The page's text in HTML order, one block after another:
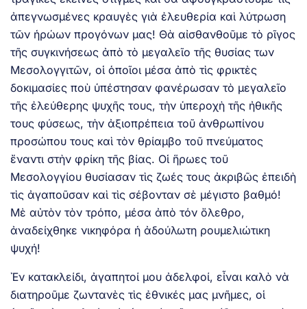
ἀπεγνωσμένες κραυγὲς γιὰ ἐλευθερία καὶ λύτρωση
τῶν ἡρώων προγόνων μας! Θὰ αἰσθανθοῦμε τὸ ρῖγος
τῆς συγκινήσεως ἀπὸ τὸ μεγαλεῖο τῆς θυσίας των
Μεσολογγιτῶν, οἱ ὁποῖοι μέσα ἀπὸ τὶς φρικτὲς
δοκιμασίες ποὺ ὑπέστησαν φανέρωσαν τὸ μεγαλεῖο
τῆς ἐλεύθερης ψυχῆς τους, τὴν ὑπεροχὴ τῆς ἠθικῆς
τους φύσεως, τὴν ἀξιοπρέπεια τοῦ ἀνθρωπίνου
προσώπου τους καὶ τὸν θρίαμβο τοῦ πνεύματος
ἔναντι στὴν φρίκη τῆς βίας. Οἱ ἥρωες τοῦ
Μεσολογγίου θυσίασαν τὶς ζωές τους ἀκριβῶς ἐπειδὴ
τὶς ἀγαποῦσαν καὶ τὶς σέβονταν σὲ μέγιστο βαθμό!
Μὲ αὐτὸν τὸν τρόπο, μέσα ἀπὸ τόν ὄλεθρο,
ἀναδείχθηκε νικηφόρα ἡ ἀδούλωτη ρουμελιώτικη
ψυχή!
Ἐν κατακλείδι, ἀγαπητοί μου ἀδελφοί, εἶναι καλὸ νὰ
διατηροῦμε ζωντανὲς τὶς ἐθνικές μας μνῆμες, οἱ